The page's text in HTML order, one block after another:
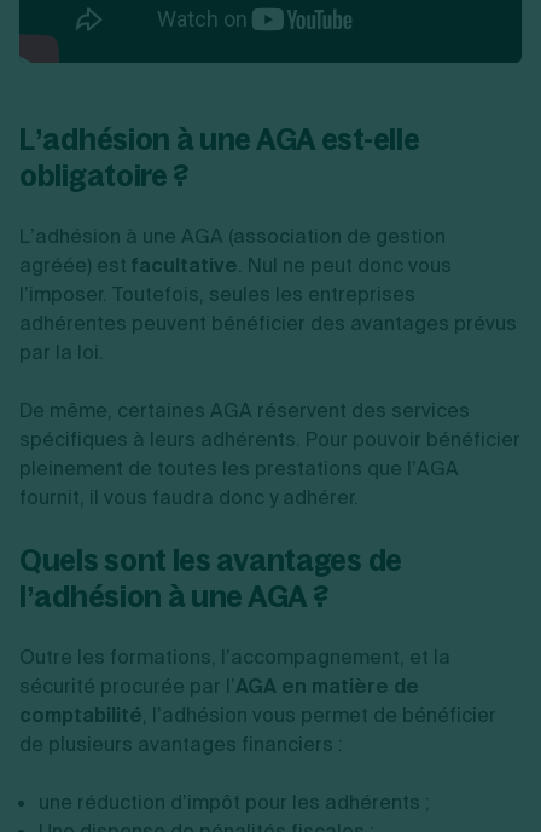
L’adhésion à une AGA est-elle
obligatoire ?
L’adhésion à une AGA (association de gestion
agréée) est facultative. Nul ne peut donc vous
l’imposer. Toutefois, seules les entreprises
adhérentes peuvent bénéficier des avantages prévus
par la loi.
De même, certaines AGA réservent des services
spécifiques à leurs adhérents. Pour pouvoir bénéficier
pleinement de toutes les prestations que l’AGA
fournit, il vous faudra donc y adhérer.
Quels sont les avantages de
l’adhésion à une AGA ?
Outre les formations, l’accompagnement, et la
sécurité procurée par l’AGA en matière de
comptabilité, l’adhésion vous permet de bénéficier
de plusieurs avantages financiers :
une réduction d’impôt pour les adhérents ;